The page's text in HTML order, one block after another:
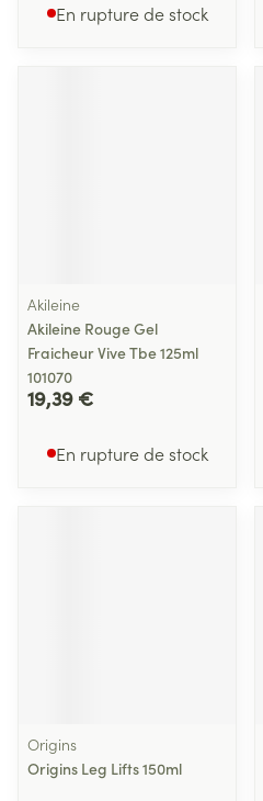
En rupture de stock
Akileine
Akileine Rouge Gel
Fraicheur Vive Tbe 125ml
101070
19,39 €
En rupture de stock
Origins
Origins Leg Lifts 150ml